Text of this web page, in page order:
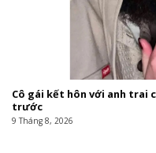
Cô gái kết hôn với anh trai
trước
9 Tháng 8, 2026